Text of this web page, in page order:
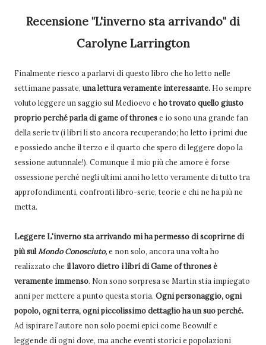
Recensione "L'inverno sta arrivando" di
Carolyne Larrington
Finalmente riesco a parlarvi di questo libro che ho letto nelle
settimane passate, una lettura veramente interessante. Ho sempre
voluto leggere un saggio sul Medioevo eho trovato quello giusto
proprio perché parla di game of thronese io sono una grande fan
della serie tv (i libri li sto ancora recuperando; ho letto i primi due
e possiedo anche il terzo e il quarto che spero di leggere dopo la
sessione autunnale!). Comunque il mio più che amore è forse
ossessione perché negli ultimi anni ho letto veramente di tutto tra
approfondimenti, confronti libro-serie, teorie e chi ne ha più ne
metta.
Leggere L'inverno sta arrivando mi ha permesso di scoprirne di
più sul Mondo Conosciuto,e non solo, ancora una volta ho
realizzato che il lavoro dietro i libri di Game of thrones è
veramente immenso. Non sono sorpresa se Martin stia impiegato
anni per mettere a punto questa storia. Ogni personaggio, ogni
popolo, ogni terra, ogni piccolissimo dettaglio ha un suo perché.
Ad ispirare l'autore non solo poemi epici come Beowulf e
leggende di ogni dove, ma anche eventi storici e popolazioni